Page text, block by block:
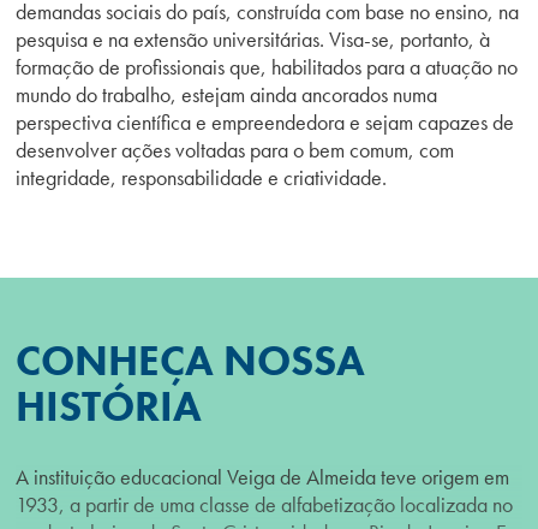
demandas sociais do país, construída com base no ensino, na
pesquisa e na extensão universitárias. Visa-se, portanto, à
formação de profissionais que, habilitados para a atuação no
mundo do trabalho, estejam ainda ancorados numa
perspectiva científica e empreendedora e sejam capazes de
desenvolver ações voltadas para o bem comum, com
integridade, responsabilidade e criatividade.
CONHEÇA NOSSA
HISTÓRIA
A instituição educacional Veiga de Almeida teve origem em
1933, a partir de uma classe de alfabetização localizada no